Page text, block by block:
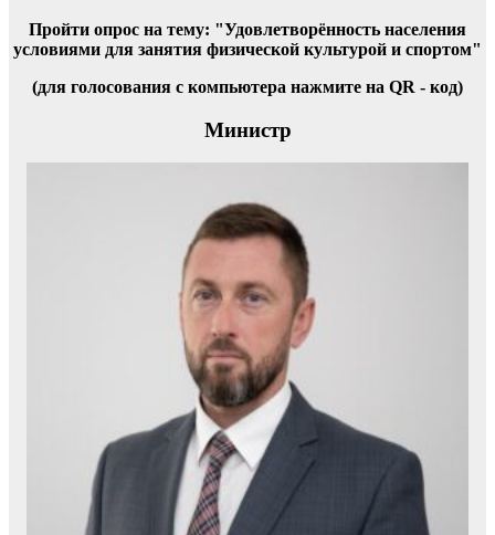
Пройти опрос на тему: "Удовлетворённость населения
условиями для занятия физической культурой и спортом"
(для голосования с компьютера нажмите на QR - код)
Министр